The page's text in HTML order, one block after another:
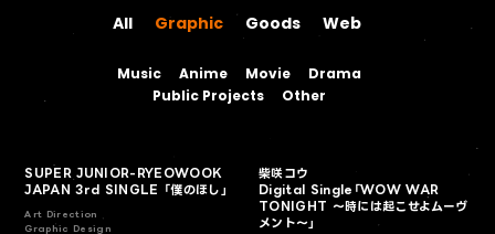
All Graphic Goods Web
Music
Music
Anime
Anime
Movie
Movie
Drama
Drama
Public Projects Other
SUPER JUNIOR-RYEOWOOK
JAPAN 3rd SINGLE 「僕のほし」
Art Direction
Graphic Design
柴咲コウ
Digital Single「WOW WAR
TONIGHT ～時には起こせよムーヴ
メント～」